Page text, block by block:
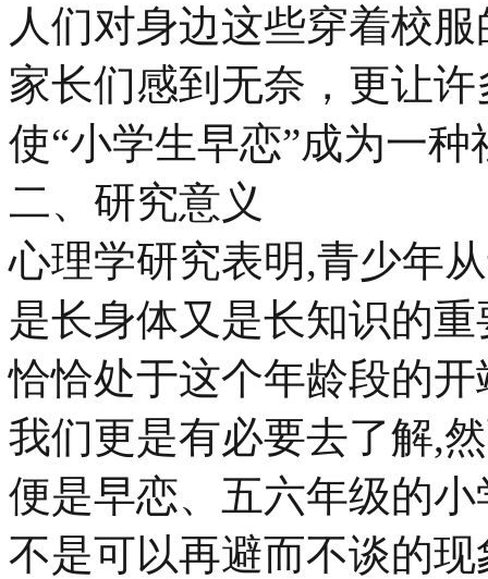
人们对身边这些穿着校
家长们感到无奈，更让
使“小学生早恋”成为一种
二、研究意义
心理学研究表明,青少年
是长身体又是长知识的
恰恰处于这个年龄段的
我们更是有必要去了解,
便是早恋、五六年级的
不是可以再避而不谈的